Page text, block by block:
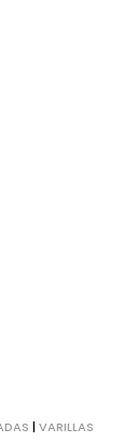
|VARILLAS